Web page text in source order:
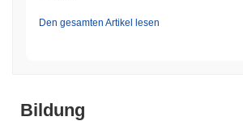
Den gesamten Artikel lesen
Bildung